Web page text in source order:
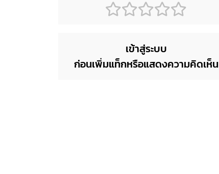
เข้าสู่ระบบ
ก่อนเพิ่มแท็กหรือแสดงความคิดเห็น